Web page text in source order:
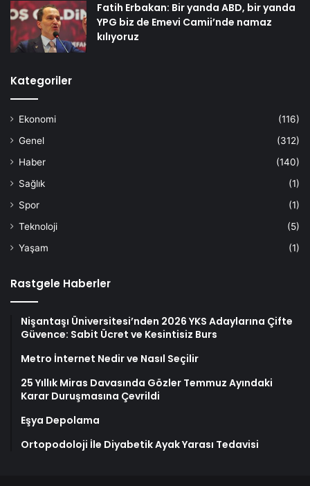
Fatih Erbakan: Bir yanda ABD, bir yanda
YPG biz de Emevi Camii’nde namaz
kılıyoruz
Kategoriler
Ekonomi
(116)
Genel
(312)
Haber
(140)
Sağlık
(1)
Spor
(1)
Teknoloji
(5)
Yaşam
(1)
Rastgele Haberler
Nişantaşı Üniversitesi’nden 2026 YKS Adaylarına Çifte
Güvence: Sabit Ücret ve Kesintisiz Burs
Metro İnternet Nedir ve Nasıl Seçilir
25 Yıllık Miras Davasında Gözler Temmuz Ayındaki
Karar Duruşmasına Çevrildi
Eşya Depolama
Ortopodoloji İle Diyabetik Ayak Yarası Tedavisi